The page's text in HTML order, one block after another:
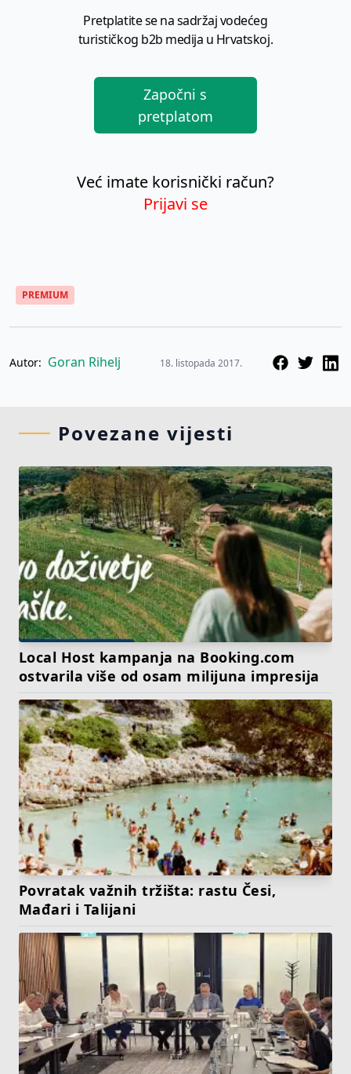
Pretplatite se na sadržaj vodećeg
turističkog b2b medija u Hrvatskoj.
Započni s
pretplatom
Već imate korisnički račun?
Prijavi se
PREMIUM
Autor: Goran Rihelj 18. listopada 2017.
Povezane vijesti
Local Host kampanja na Booking.com
ostvarila više od osam milijuna impresija
Povratak važnih tržišta: rastu Česi,
Mađari i Talijani